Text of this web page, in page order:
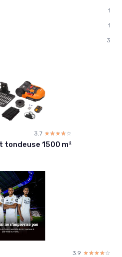
1
1
3
3.7 ☆☆☆☆☆
★★★★★
tondeuse 1500 m²
3.9 ☆☆☆☆☆
★★★★★